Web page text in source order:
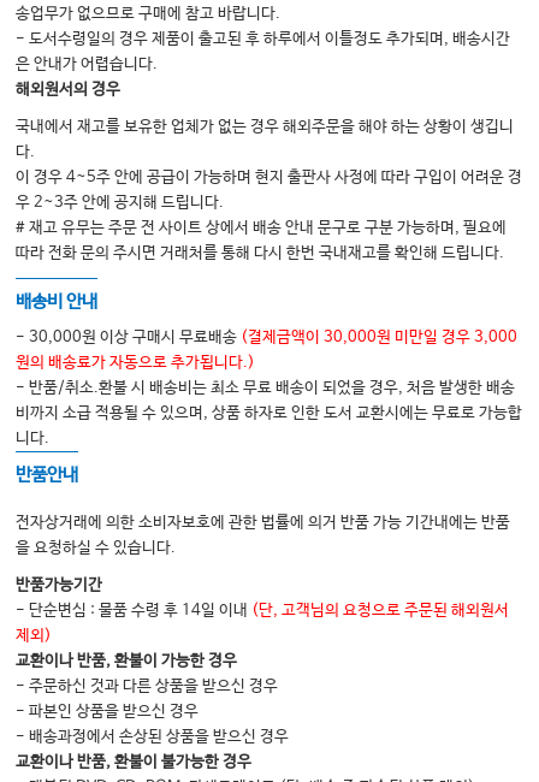
4. 소아의 원인불명 발열에 대한 접근 fever without source
❶ 역학: 어떤 균이 혈액배양에서 검출되는가 │ 181
❷ 1개월 미만 영아의 발열 │ 183
❸ 1~3개월 아이의 발열 │ 189
❹ 3~36개월(3세) 아이의 발열 │ 191
5. 호흡기 감염
❷ 부비동염 │ 203
❸ 중이염 │ 208
❹ 크룹 증후군(croup syndrome) │ 215
❺ 세균성 기관염 │ 220
❼ 급성 후두개염 │ 226
❽ 백일해 │ 228
❾ 폐렴 │ 234
❿ 폐농양 │ 250
⓫ 지속성세균성기관지염 │ 253
6. 두경부 감염병
송업무가 없으므로 구매에 참고 바랍니다.
- 도서수령일의 경우 제품이 출고된 후 하루에서 이틀정도 추가되며, 배송시간
은 안내가 어렵습니다.
해외원서의 경우
국내에서 재고를 보유한 업체가 없는 경우 해외주문을 해야 하는 상황이 생깁니
다.
이 경우 4~5주 안에 공급이 가능하며 현지 출판사 사정에 따라 구입이 어려운 경
우 2~3주 안에 공지해 드립니다.
# 재고 유무는 주문 전 사이트 상에서 배송 안내 문구로 구분 가능하며, 필요에
따라 전화 문의 주시면 거래처를 통해 다시 한번 국내재고를 확인해 드립니다.
배송비 안내
- 30,000원 이상 구매시 무료배송 (결제금액이 30,000원 미만일 경우 3,000
원의 배송료가 자동으로 추가됩니다.)
- 반품/취소.환불 시 배송비는 최소 무료 배송이 되었을 경우, 처음 발생한 배송
비까지 소급 적용될 수 있으며, 상품 하자로 인한 도서 교환시에는 무료로 가능합
니다.
반품안내
전자상거래에 의한 소비자보호에 관한 법률에 의거 반품 가능 기간내에는 반품
을 요청하실 수 있습니다.
반품가능기간
- 단순변심 : 물품 수령 후 14일 이내 (단, 고객님의 요청으로 주문된 해외원서
제외)
교환이나 반품, 환불이 가능한 경우
- 주문하신 것과 다른 상품을 받으신 경우
- 파본인 상품을 받으신 경우
- 배송과정에서 손상된 상품을 받으신 경우
교환이나 반품, 환불이 불가능한 경우